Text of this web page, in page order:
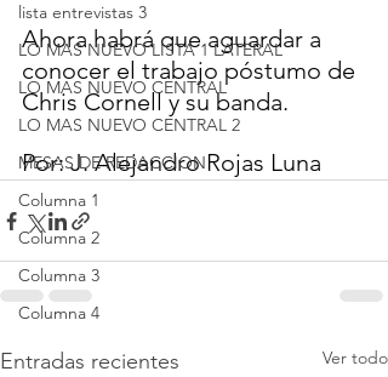
lista entrevistas 3
LO MAS NUEVO LISTA 1 LATERAL
LO MAS NUEVO CENTRAL
LO MAS NUEVO CENTRAL 2
MESAS DE REDACCION
Columna 1
Columna 2
Columna 3
Columna 4
Ahora habrá que aguardar a
conocer el trabajo póstumo de
Chris Cornell y su banda.
Por: J. Alejandro Rojas Luna
Entradas recientes Ver todo